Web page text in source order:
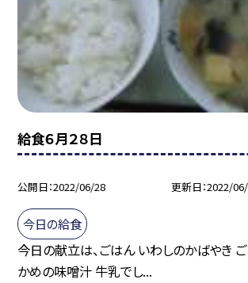
給食６月２８日
公開日 2022/06/28 更新日 2022/
今日の給食
今日の献立は、ごはん いわしのかばやき
かめの味噌汁 牛乳でし...